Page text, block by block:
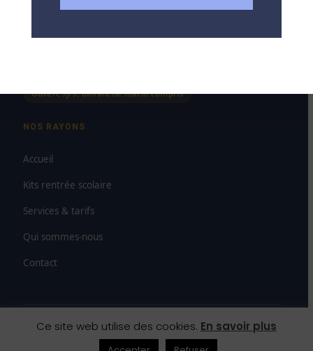
Lun – Ven 7h00–12h30 · 13h30–19h00
Ouvert 7j/7, dimanche matin compris
NOS RAYONS
Accueil
Kits rentrée scolaire
Services & tarifs
Qui sommes-nous
Contact
© 2026 SAS Paludetto — Maison de la Presse Carmausine
Droit de rétractation Mentions légalesCGV
Ce site web utilise des cookies. En savoir plus